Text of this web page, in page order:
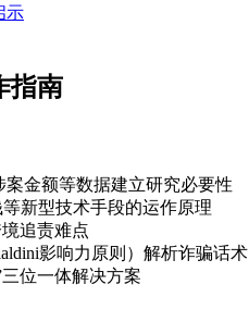
示
指南
金额等数据建立研究必要性
新型技术手段的运作原理
追责难点
影响力原则）解析诈骗话术
位一体解决方案